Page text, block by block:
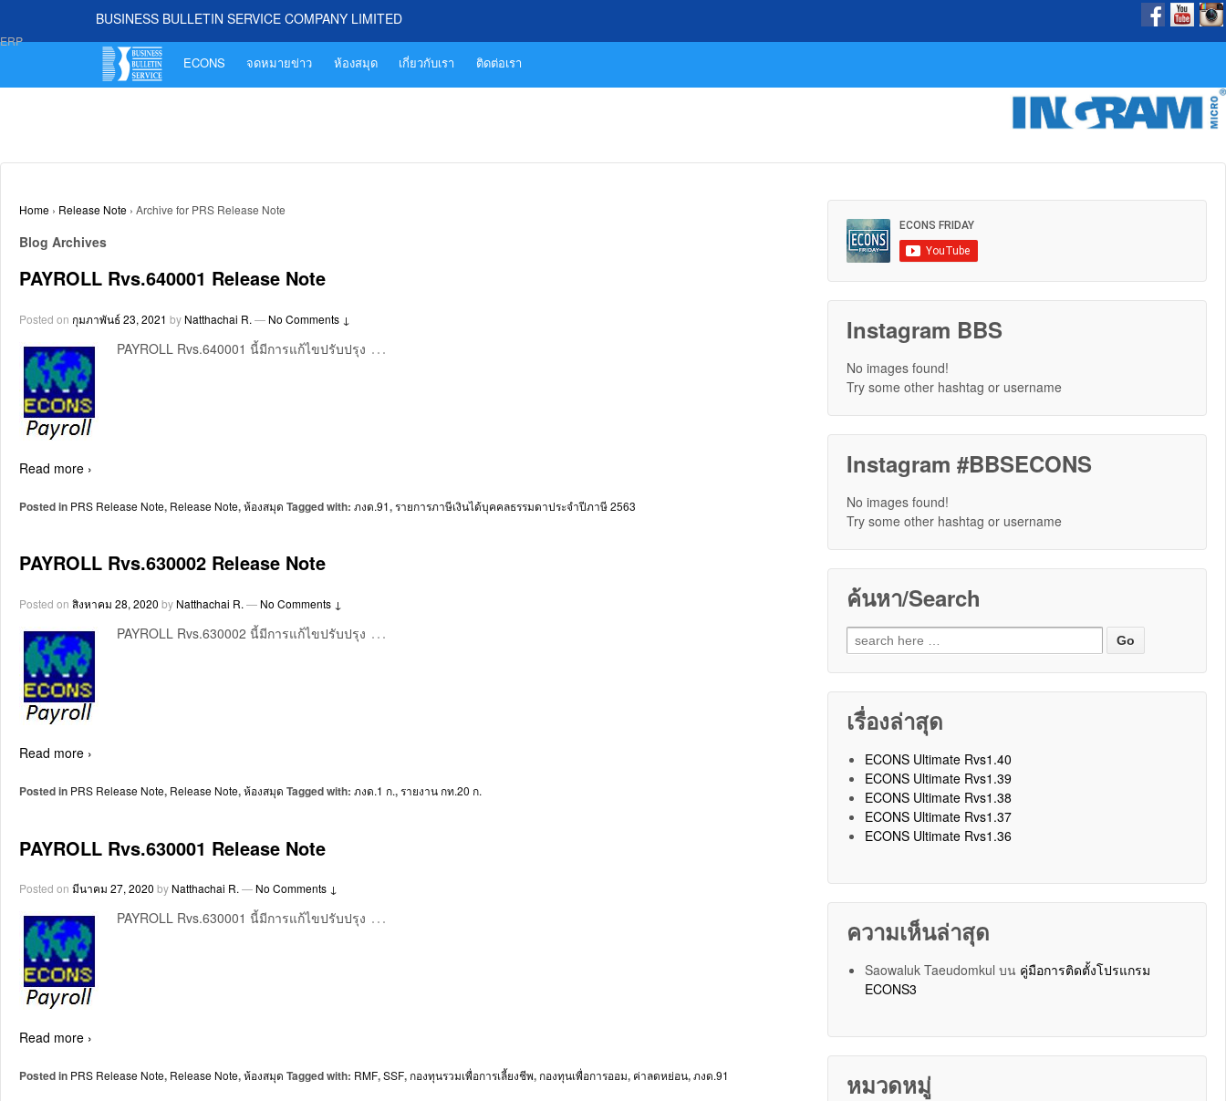
BUSINESS BULLETIN SERVICE COMPANY LIMITED
ERP
ECONS จดหมายข่าว ห้องสมุด เกี่ยวกับเรา ติดต่อเรา
Home › Release Note › Archive for PRS Release Note
Blog Archives
PAYROLL Rvs.640001 Release Note
Posted on กุมภาพันธ์ 23, 2021 by Natthachai R. — No Comments ↓
PAYROLL Rvs.640001 นี้มีการแก้ไขปรับปรุง …
Read more ›
Posted in PRS Release Note, Release Note,ห้องสมุด Tagged with: ภงด.91,รายการภาษีเงินได้บุคคลธรรมดาประจำปีภาษี 2563
PAYROLL Rvs.630002 Release Note
Posted on สิงหาคม 28, 2020 by Natthachai R. — No Comments ↓
PAYROLL Rvs.630002 นี้มีการแก้ไขปรับปรุง …
Read more ›
Posted in PRS Release Note, Release Note,ห้องสมุด Tagged with: ภงด.1 ก.,รายงาน กท.20 ก.
PAYROLL Rvs.630001 Release Note
Posted on มีนาคม 27, 2020 by Natthachai R. — No Comments ↓
PAYROLL Rvs.630001 นี้มีการแก้ไขปรับปรุง …
Read more ›
Posted in PRS Release Note, Release Note,ห้องสมุด Tagged with: RMF,SSF, กองทุนรวมเพื่อการเลี้ยงชีพ, กองทุนเพื่อการออม, ค่าลดหย่อน,ภงด.91
Instagram BBS
No images found!
Try some other hashtag or username
Instagram #BBSECONS
No images found!
Try some other hashtag or username
ค้นหา/Search
Search for:
เรื่องล่าสุด
ECONS Ultimate Rvs1.40
ECONS Ultimate Rvs1.39
ECONS Ultimate Rvs1.38
ECONS Ultimate Rvs1.37
ECONS Ultimate Rvs1.36
ความเห็นล่าสุด
Saowaluk Taeudomkul บน คู่มือการติดตั้งโปรแกรม
ECONS3
หมวดหมู่